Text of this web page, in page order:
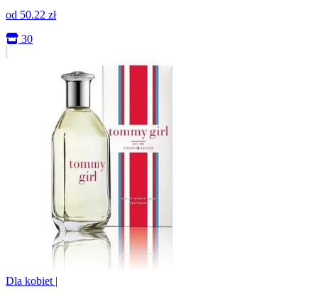
od 50.22 zł
30
Dla kobiet |